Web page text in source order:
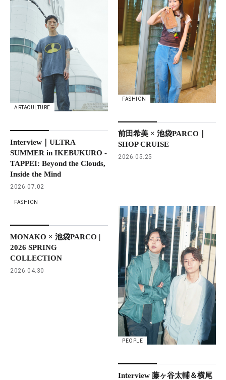
ART&CULTURE
Interview｜ULTRA
SUMMER in IKEBUKURO -
TAPPEI: Beyond the Clouds,
Inside the Mind
2026.07.02
FASHION
前田希美 × 池袋PARCO｜
SHOP CRUISE
2026.05.25
FASHION
MONAKO × 池袋PARCO |
2026 SPRING
COLLECTION
2026.04.30
PEOPLE
Interview 藤ヶ谷太輔＆横尾